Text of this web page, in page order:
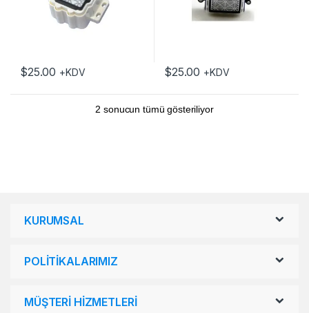
$25.00 +KDV $25.00 +KDV
2 sonucun tümü gösteriliyor
KURUMSAL
POLİTİKALARIMIZ
MÜŞTERİ HİZMETLERİ